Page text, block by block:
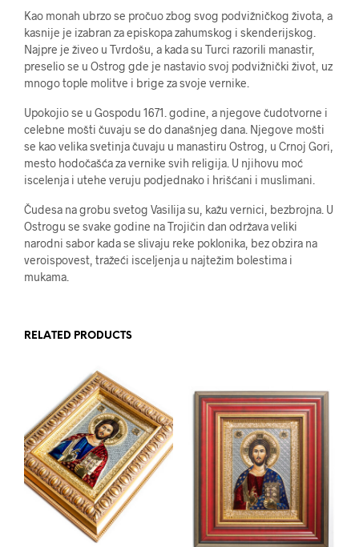
Kao monah ubrzo se pročuo zbog svog podvižničkog života, a
kasnije je izabran za episkopa zahumskog i skenderijskog.
Najpre je živeo u Tvrdošu, a kada su Turci razorili manastir,
preselio se u Ostrog gde je nastavio svoj podvižnički život, uz
mnogo tople molitve i brige za svoje vernike.
Upokojio se u Gospodu 1671. godine, a njegove čudotvorne i
celebne mošti čuvaju se do današnjeg dana. Njegove mošti
se kao velika svetinja čuvaju u manastiru Ostrog, u Crnoj Gori,
mesto hodočašća za vernike svih religija. U njihovu moć
iscelenja i utehe veruju podjednako i hrišćani i muslimani.
Čudesa na grobu svetog Vasilija su, kažu vernici, bezbrojna. U
Ostrogu se svake godine na Trojičin dan održava veliki
narodni sabor kada se slivaju reke poklonika, bez obzira na
veroispovest, tražeći isceljenja u najtežim bolestima i
mukama.
RELATED PRODUCTS